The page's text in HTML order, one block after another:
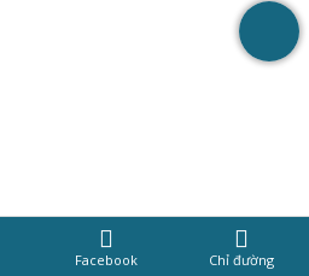
Facebook Chỉ đường